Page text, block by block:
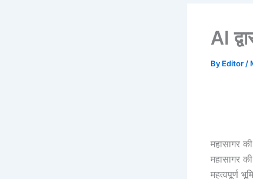
AI
By Editor /
महासागर
महासागर
महत्वपूर्ण